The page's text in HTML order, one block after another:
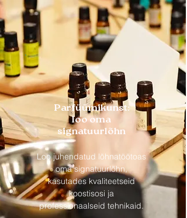
Parfüümikunst:
loo oma
signatuurlõhn
Loo juhendatud lõhnatöötoas
oma signatuurlõhn,
kasutades kvaliteetseid
koostisosi ja
professionaalseid tehnikaid.